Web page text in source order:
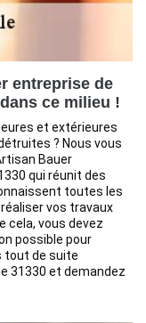
entreprise de
ce milieu !
et extérieures
? Nous vous
Bauer
qui réunit des
toutes les
vos travaux
cela, vous devez
possible pour
tout de suite
31330 et demandez